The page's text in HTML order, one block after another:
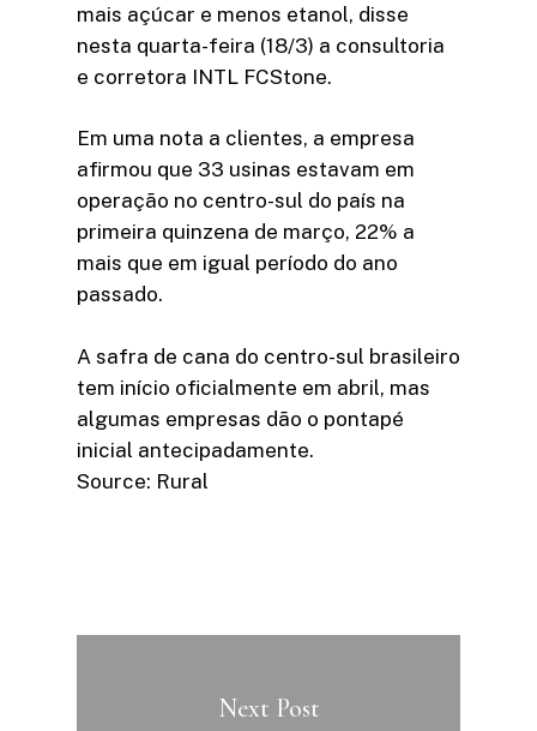
mais açúcar e menos etanol, disse
nesta quarta-feira (18/3) a consultoria
e corretora INTL FCStone.
Em uma nota a clientes, a empresa
afirmou que 33 usinas estavam em
operação no centro-sul do país na
primeira quinzena de março, 22% a
mais que em igual período do ano
passado.
A safra de cana do centro-sul brasileiro
tem início oficialmente em abril, mas
algumas empresas dão o pontapé
inicial antecipadamente.
Source: Rural
Next Post